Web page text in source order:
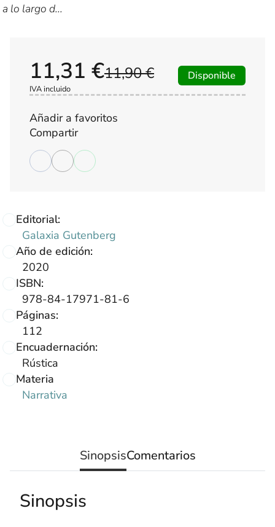
a lo largo d...
Editorial:
Galaxia Gutenberg
Año de edición:
2020
ISBN:
978-84-17971-81-6
Páginas:
112
Encuadernación:
Rústica
Materia
Narrativa
11,90 €
11,31 €
IVA incluido
Disponible
Añadir a favoritos
Compartir
SinopsisComentarios
Sinopsis